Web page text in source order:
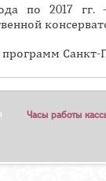
по 2017 гг.
Часы работы